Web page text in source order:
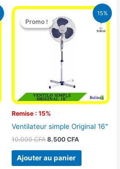
15%
Promo !
Remise : 15%
Promo !
Ventilateur simple Original 16″
10.000CFA
Le
prix
initial
était :
10.000 CFA.
8.500 CFA
Le
Ajouter au panier